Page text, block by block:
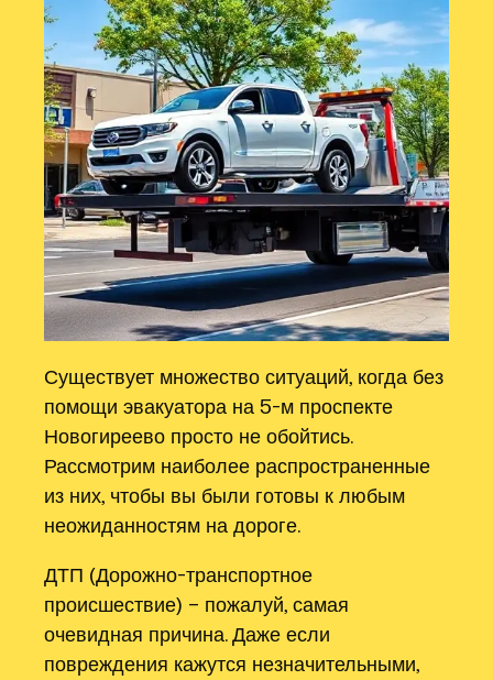
Существует множество ситуаций, когда без
помощи эвакуатора на 5-м проспекте
Новогиреево просто не обойтись.
Рассмотрим наиболее распространенные
из них, чтобы вы были готовы к любым
неожиданностям на дороге.
ДТП (Дорожно-транспортное
происшествие) – пожалуй, самая
очевидная причина. Даже если
повреждения кажутся незначительными,